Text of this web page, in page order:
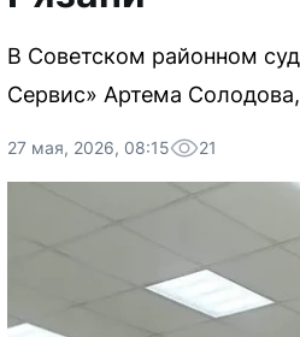
В Советском районном
Сервис» Артема
27 мая, 2026, 08:15 21